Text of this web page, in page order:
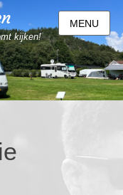
kijken!
MENU